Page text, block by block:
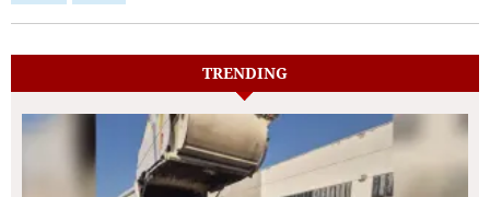
TRENDING